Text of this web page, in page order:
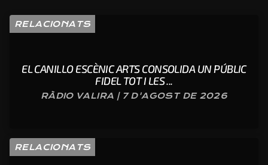
RELACIONATS
EL CANILLO ESCÈNIC ARTS CONSOLIDA UN PÚBLIC
FIDEL TOT I LES ...
RÀDIO VALIRA | 7 D'AGOST DE 2026
RELACIONATS